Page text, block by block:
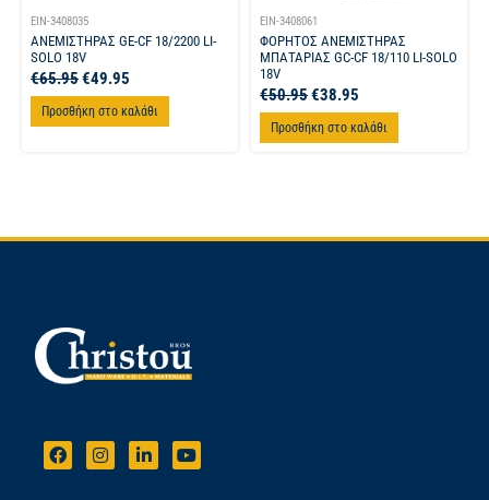
EIN-3408035
ΑΝΕΜΙΣΤΗΡΑΣ GE-CF 18/2200 LI-
SOLO 18V
€65.95€49.95
Προσθήκη στο καλάθι
EIN-3408061
ΦΟΡΗΤΟΣ ΑΝΕΜΙΣΤΗΡΑΣ
ΜΠΑΤΑΡΙΑΣ GC-CF 18/110 LI-SOLO
18V
€50.95€38.95
Προσθήκη στο καλάθι